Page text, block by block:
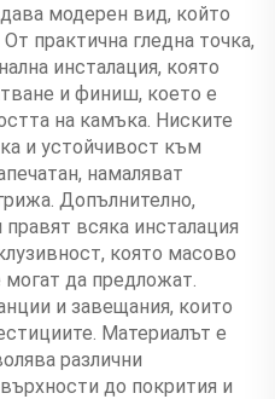
модерен вид, който
практична гледна точка,
инсталация, която
и финиш, което е
на камъка. Ниските
и устойчивост към
намаляват
Допълнително,
всяка инсталация
която масово
да предложат.
и завещания, които
Материалът е
различни
до покрития и